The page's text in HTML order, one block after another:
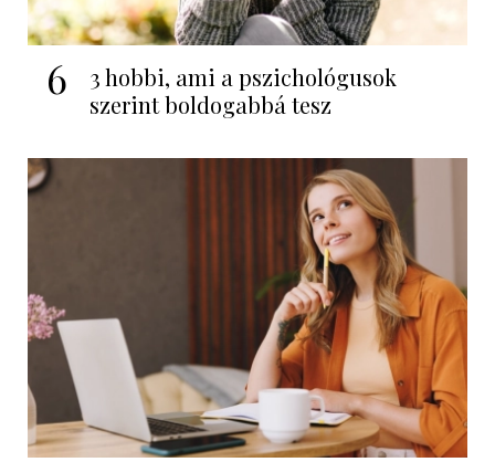
6
3 hobbi, ami a pszichológusok
szerint boldogabbá tesz